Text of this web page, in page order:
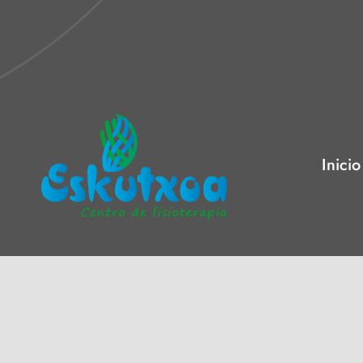
Inicio